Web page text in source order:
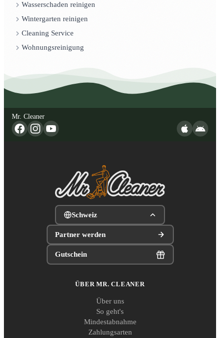
Wasserschaden reinigen
Wintergarten reinigen
Cleaning Service
Wohnungsreinigung
Mr. Cleaner
Schweiz
Partner werden
Gutschein
ÜBER MR. CLEANER
Über uns
So geht's
Mindestabnahme
Zahlungsarten